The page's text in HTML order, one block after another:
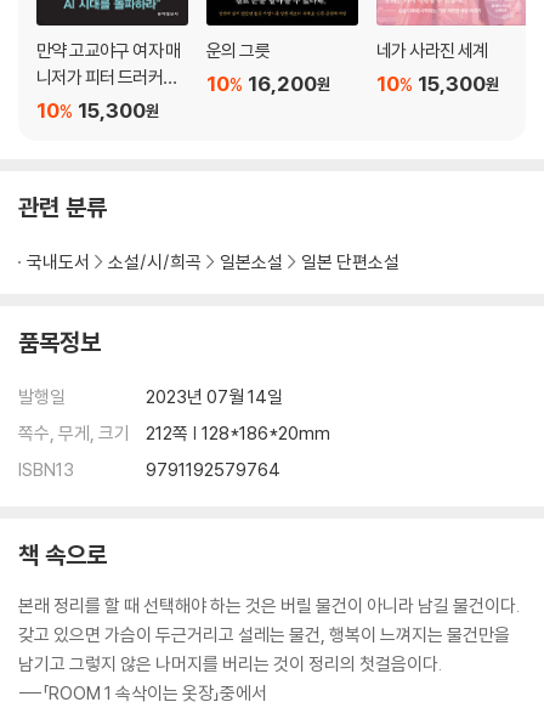
만약 고교야구 여자 매
니저가 피터 드러커를
읽는다면15,300원
10%
운의 그릇
16,200원
10%
네가 사라진 세계
15,300원
10%
관련 분류
국내도서 소설/시/희곡 일본소설 일본 단편소설
품목정보
발행일
2023년 07월 14일
쪽수, 무게, 크기
212쪽 | 128*186*20mm
ISBN13
9791192579764
책 속으로
본래 정리를 할 때 선택해야 하는 것은 버릴 물건이 아니라 남길 물건이다.
갖고 있으면 가슴이 두근거리고 설레는 물건, 행복이 느껴지는 물건만을
남기고 그렇지 않은 나머지를 버리는 것이 정리의 첫걸음이다.
---「ROOM 1 속삭이는 옷장」중에서